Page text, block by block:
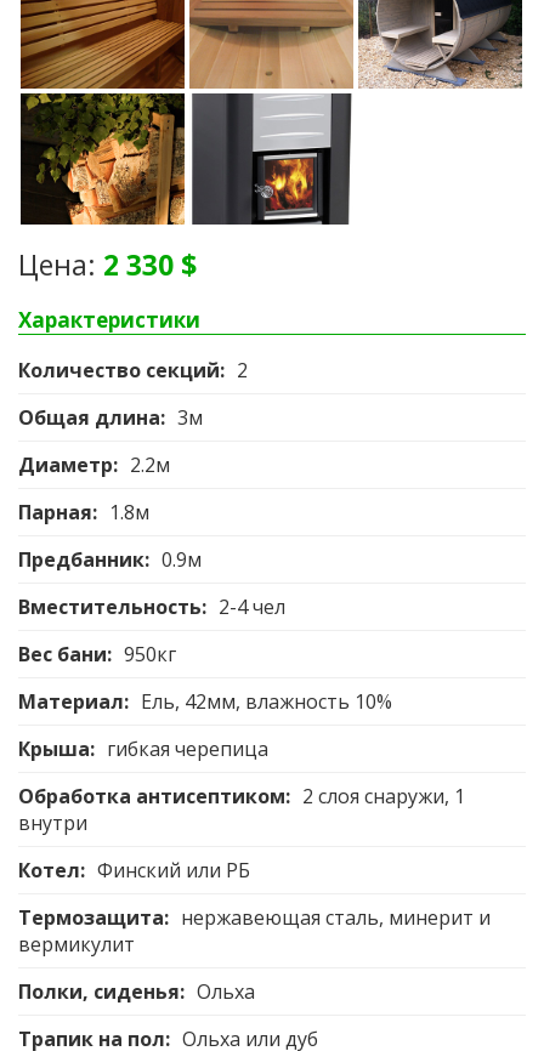
Цена: 2 330 $
Характеристики
Количество секций: 2
Общая длина: 3м
Диаметр: 2.2м
Парная: 1.8м
Предбанник: 0.9м
Вместительность: 2-4 чел
Вес бани: 950кг
Материал: Ель, 42мм, влажность 10%
Крыша: гибкая черепица
Обработка антисептиком: 2 слоя снаружи, 1
внутри
Котел: Финский или РБ
Термозащита: нержавеющая сталь, минерит и
вермикулит
Полки, сиденья: Ольха
Трапик на пол: Ольха или дуб